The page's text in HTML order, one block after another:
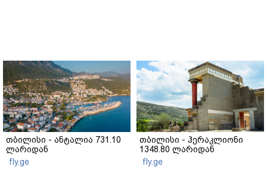
თბილისი - ანტალია 731.10
ლარიდან
fly.ge
თბილისი - ჰერაკლიონი
1348.80 ლარიდან
fly.ge